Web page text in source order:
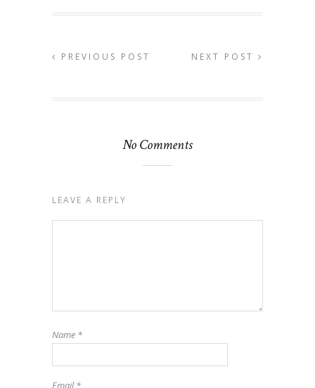
PREVIOUS POST NEXT POST
No Comments
LEAVE A REPLY
Name *
Email*